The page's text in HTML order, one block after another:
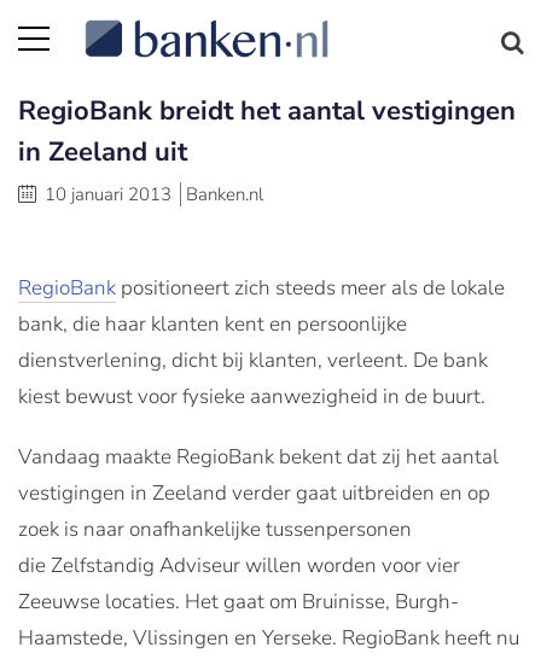
RegioBank breidt het aantal vestigingen
in Zeeland uit
10 januari 2013 Banken.nl
RegioBank positioneert zich steeds meer als de lokale
bank, die haar klanten kent en persoonlijke
dienstverlening, dicht bij klanten, verleent. De bank
kiest bewust voor fysieke aanwezigheid in de buurt.
Vandaag maakte RegioBank bekent dat zij het aantal
vestigingen in Zeeland verder gaat uitbreiden en op
zoek is naar onafhankelijke tussenpersonen
die Zelfstandig Adviseur willen worden voor vier
Zeeuwse locaties. Het gaat om Bruinisse, Burgh-
Haamstede, Vlissingen en Yerseke. RegioBank heeft nu